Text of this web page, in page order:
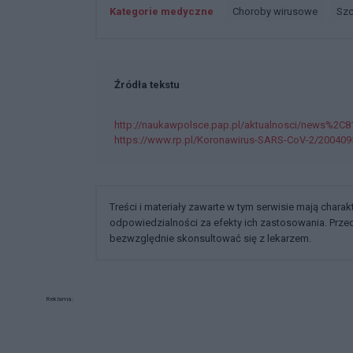
Kategorie medyczne Choroby wirusowe
Źródła tekstu
http://naukawpolsce.pap.pl/aktualnosci/
https://www.rp.pl/Koronawirus-SARS-CoV-2/
Treści i materiały zawarte w tym serwisie mają
odpowiedzialności za efekty ich zastosowania.
bezwzględnie skonsultować się z lekarzem.
Reklama: